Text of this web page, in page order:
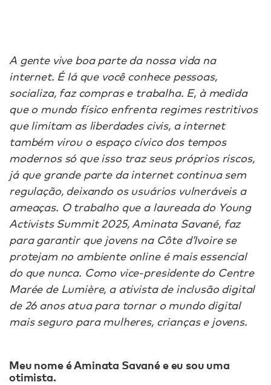
A gente vive boa parte da nossa vida na
internet. É lá que você conhece pessoas,
socializa, faz compras e trabalha. E, à medida
que o mundo físico enfrenta regimes restritivos
que limitam as liberdades civis, a internet
também virou o espaço cívico dos tempos
modernos só que isso traz seus próprios riscos,
já que grande parte da internet continua sem
regulação, deixando os usuários vulneráveis a
ameaças. O trabalho que a laureada do Young
Activists Summit 2025, Aminata Savané, faz
para garantir que jovens na Côte d’Ivoire se
protejam no ambiente online é mais essencial
do que nunca. Como vice-presidente do Centre
Marée de Lumière, a ativista de inclusão digital
de 26 anos atua para tornar o mundo digital
mais seguro para mulheres, crianças e jovens.
Meu nome é Aminata Savané e eu sou uma
otimista.